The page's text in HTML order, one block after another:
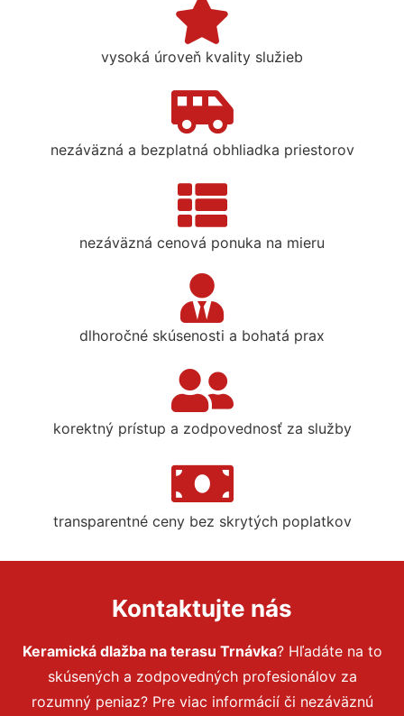
vysoká úroveň kvality služieb
nezáväzná a bezplatná obhliadka priestorov
nezáväzná cenová ponuka na mieru
dlhoročné skúsenosti a bohatá prax
korektný prístup a zodpovednosť za služby
transparentné ceny bez skrytých poplatkov
Kontaktujte nás
Keramická dlažba na terasu Trnávka? Hľadáte na to
skúsených a zodpovedných profesionálov za
rozumný peniaz? Pre viac informácií či nezáväznú